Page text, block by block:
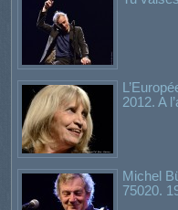
2012. A
Michel
75020.